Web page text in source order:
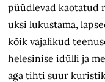
püüdlevad kaotatud
uksi lukustama,
kõik vajalikud
helesinise idülli ja
aga tihti suur